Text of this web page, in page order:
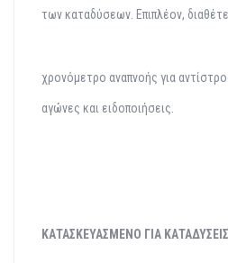
των καταδύσεων. Επιπλέον,
χρονόμετρο αναπνοής για
αγώνες και ειδοποιήσεις.
ΚΑΤΑΣΚΕΥΑΣΜΕΝΟ ΓΙΑ